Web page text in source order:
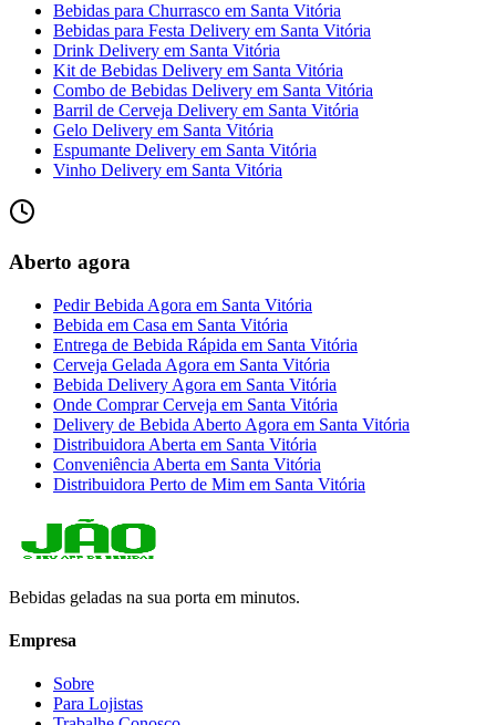
Bebidas para Churrasco em Santa Vitória
Bebidas para Festa Delivery em Santa Vitória
Drink Delivery em Santa Vitória
Kit de Bebidas Delivery em Santa Vitória
Combo de Bebidas Delivery em Santa Vitória
Barril de Cerveja Delivery em Santa Vitória
Gelo Delivery em Santa Vitória
Espumante Delivery em Santa Vitória
Vinho Delivery em Santa Vitória
Aberto agora
Pedir Bebida Agora em Santa Vitória
Bebida em Casa em Santa Vitória
Entrega de Bebida Rápida em Santa Vitória
Cerveja Gelada Agora em Santa Vitória
Bebida Delivery Agora em Santa Vitória
Onde Comprar Cerveja em Santa Vitória
Delivery de Bebida Aberto Agora em Santa Vitória
Distribuidora Aberta em Santa Vitória
Conveniência Aberta em Santa Vitória
Distribuidora Perto de Mim em Santa Vitória
Bebidas geladas na sua porta em minutos.
Empresa
Sobre
Para Lojistas